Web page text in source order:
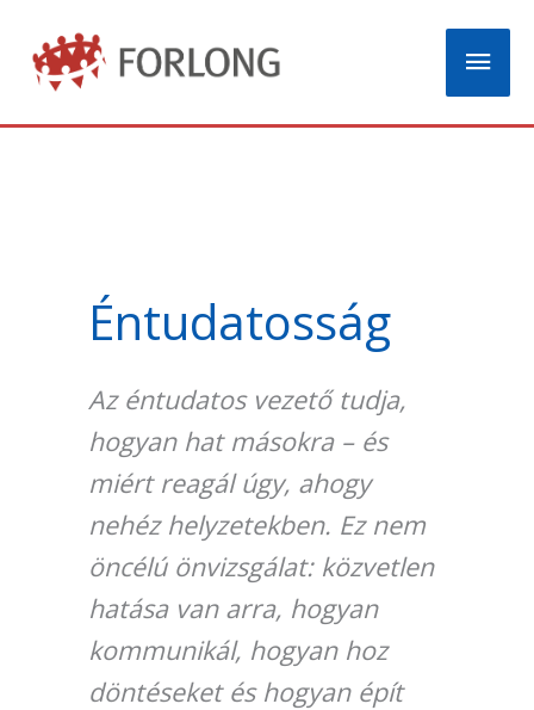
content
Main
Éntudatosság
Az éntudatos vezető tudja,
hogyan hat másokra – és
miért reagál úgy, ahogy
nehéz helyzetekben. Ez nem
öncélú önvizsgálat: közvetlen
hatása van arra, hogyan
kommunikál, hogyan hoz
döntéseket és hogyan épít